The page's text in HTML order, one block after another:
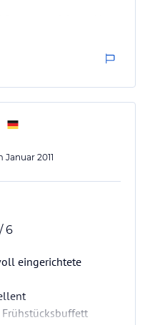
man andernorts
zusätzlich angebotene
sehr
zubereitet. Es wird
den Aufenthalt auf
möglich zu…
Januar 2011
/ 6
eingerichtete